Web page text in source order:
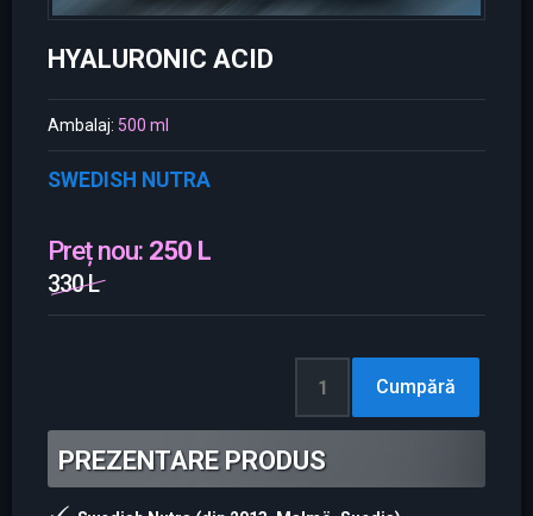
HYALURONIC ACID
Ambalaj: 500 ml
SWEDISH NUTRA
Preț nou: 250 L
330 L
PREZENTARE PRODUS